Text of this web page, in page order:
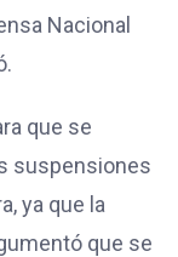
Nacional
que se
suspensiones
ya que la
que se